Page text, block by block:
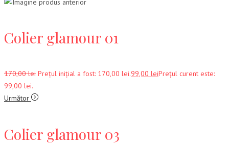
Colier glamour 01
170,00lei Prețul inițial a fost: 170,00 lei.99,00 leiPrețul curent este:
99,00 lei.
Următor
Colier glamour 03